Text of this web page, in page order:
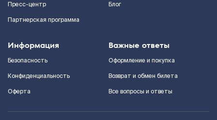
Пресс-центр
Партнерская программа
Блог
Информация
Безопасность
Конфиденциальность
Оферта
Важные ответы
Оформление и покупка
Возврат и обмен билета
Все вопросы и ответы